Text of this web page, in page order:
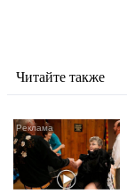
Читайте также